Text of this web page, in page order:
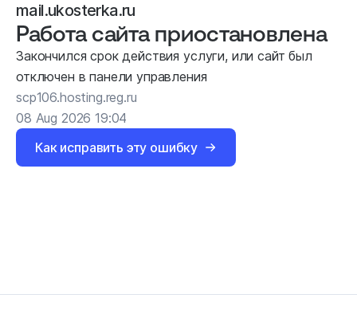
mail.ukosterka.ru
Работа сайта приостановлена
Закончился срок действия услуги, или сайт был
отключен в панели управления
scp106.hosting.reg.ru
08 Aug 2026 19:04
Как исправить эту ошибку